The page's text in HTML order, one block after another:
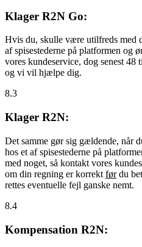
Klager R2N Go:
Hvis du, skulle være utilfreds med
af spisestederne på platformen og
vores kundeservice, dog senest
og vi vil hjælpe dig.
8.3
Klager R2N:
Det samme gør sig gældende, når
hos et af spisestederne på
med noget, så kontakt vores
om din regning er korrekt førdu
rettes eventuelle fejl ganske nemt.
8.4
Kompensation R2N: